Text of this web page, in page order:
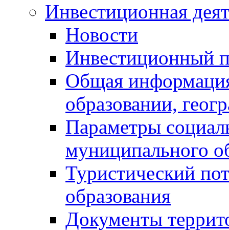
Инвестиционная
Новости
Инвестиционный
Общая
образовании,
Параметры
муниципального
Туристический
образования
Документы